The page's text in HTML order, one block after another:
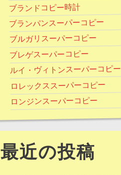
ブランドコピー時計
ブランパンスーパーコピー
ブルガリスーパーコピー
ブレゲスーパーコピー
ルイ・ヴィトンスーパーコピー
ロレックススーパーコピー
ロンジンスーパーコピー
最近の投稿